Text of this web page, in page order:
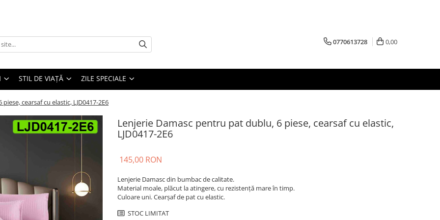
0770613728 0,00
STIL DE VIAȚĂ ZILE SPECIALE
cearsaf cu elastic, LJD0417-2E6
Lenjerie Damasc pentru pat dublu, 6 piese, cearsaf cu elastic,
LJD0417-2E6
145,00 RON
Lenjerie Damasc din bumbac de calitate.
Material moale, plăcut la atingere, cu rezistență mare în timp.
Culoare uni. Cearșaf de pat cu elastic.
STOC LIMITAT